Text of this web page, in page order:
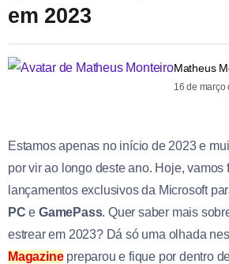
em 2023
Matheus
16 de março
Estamos apenas no início de 2023 e
por vir ao longo deste ano. Hoje, vamos
lançamentos exclusivos da Microsoft
PC eGamePass. Quer saber mais
estrear em 2023? Dá só uma olhada
Magazinepreparou e fique por dentro